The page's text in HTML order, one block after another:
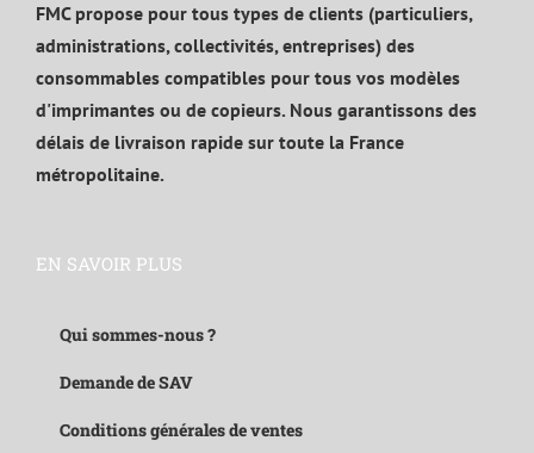
FMC propose pour tous types de clients (particuliers,
administrations, collectivités, entreprises) des
consommables compatibles pour tous vos modèles
d'imprimantes ou de copieurs. Nous garantissons des
délais de livraison rapide sur toute la France
métropolitaine.
EN SAVOIR PLUS
Qui sommes-nous ?
Demande de SAV
Conditions générales de ventes